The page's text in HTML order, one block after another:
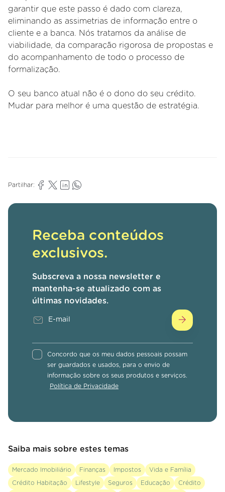
garantir que este passo é dado com clareza,
eliminando as assimetrias de informação entre o
cliente e a banca. Nós tratamos da análise de
viabilidade, da comparação rigorosa de propostas e
do acompanhamento de todo o processo de
formalização.
O seu banco atual não é o dono do seu crédito.
Mudar para melhor é uma questão de estratégia.
Partilhar:
Receba conteúdos
exclusivos.
Subscreva a nossa newsletter e
mantenha-se atualizado com as
últimas novidades.
Concordo que os meu dados pessoais possam
ser guardados e usados, para o envio de
informação sobre os seus produtos e serviços.
Política de Privacidade
Saiba mais sobre estes temas
Mercado Imobiliário Finanças Impostos Vida e Família
Crédito Habitação Lifestyle Seguros Educação Crédito